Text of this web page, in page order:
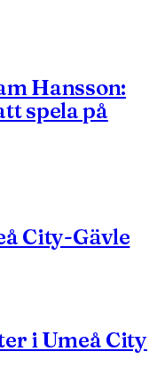
Hansson:
spela på
City-Gävle
i Umeå City